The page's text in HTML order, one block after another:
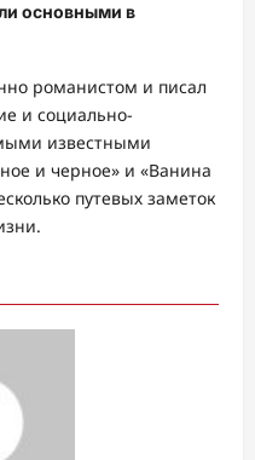
основными в
романистом и писал
и социально-
известными
и черное» и «Ванина
путевых заметок